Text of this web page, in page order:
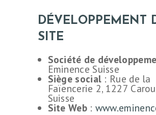
DÉVELOPPEMENT
SITE
Société de
Eminence Suisse
Siège social : Rue de la
Faïencerie 2, 1227
Suisse
Site Web: